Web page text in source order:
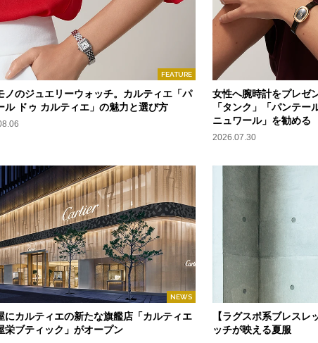
FEATURE
ノのジュエリーウォッチ。カルティエ「パ
ル ドゥ カルティエ」の魅力と選び方
女性へ腕時計をプレゼ
「タンク」「パンテー
ニュワール」を勧める
2026.07.30
NEWS
にカルティエの新たな旗艦店「カルティエ
栄ブティック」がオープン
【ラグスポ系ブレスレ
ッチが映える夏服